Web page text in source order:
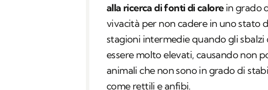
alla ricerca di fonti di calorein grado
vivacità per non cadere in uno stato
stagioni intermedie quando gli
essere molto elevati, causando non
animali che non sono in grado di
come rettili e anfibi.